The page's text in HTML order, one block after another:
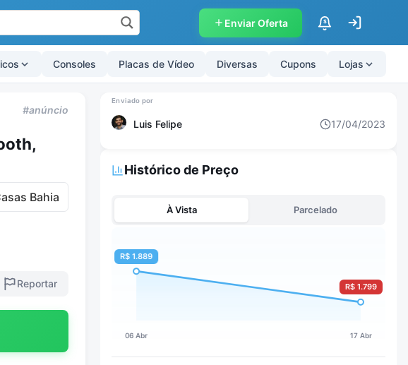
Enviar Oferta $
Consoles Placas de Vídeo Diversas Cupons Lojas
#anúncio
Bahia
Reportar
Luis Felipe 17/04/2023
Histórico de Preço
À Vista Parcelado